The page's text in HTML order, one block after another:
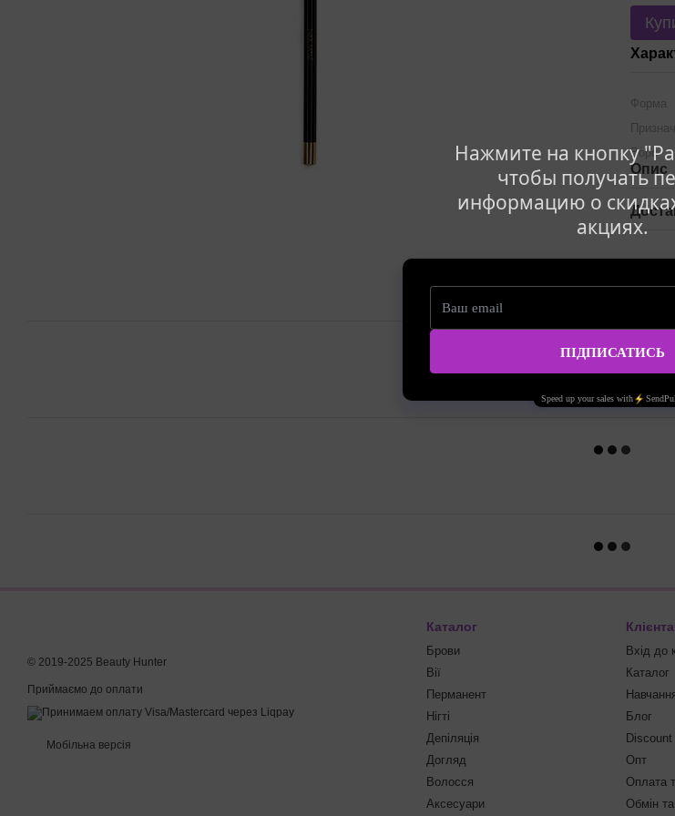
Нажмите на кнопку
чтобы получать
информацию о
акциях.
Форма
Ворс
Опис
© 2019-2025 Beauty Hunter
Приймаємо до оплати
Мобільна версія
Каталог
Брови
Вії
Перманент
Нігті
Депіляція
Догляд
Волосся
Аксесуари
Вхід до
Каталог
Блог
Опт
Оплата
Обмін